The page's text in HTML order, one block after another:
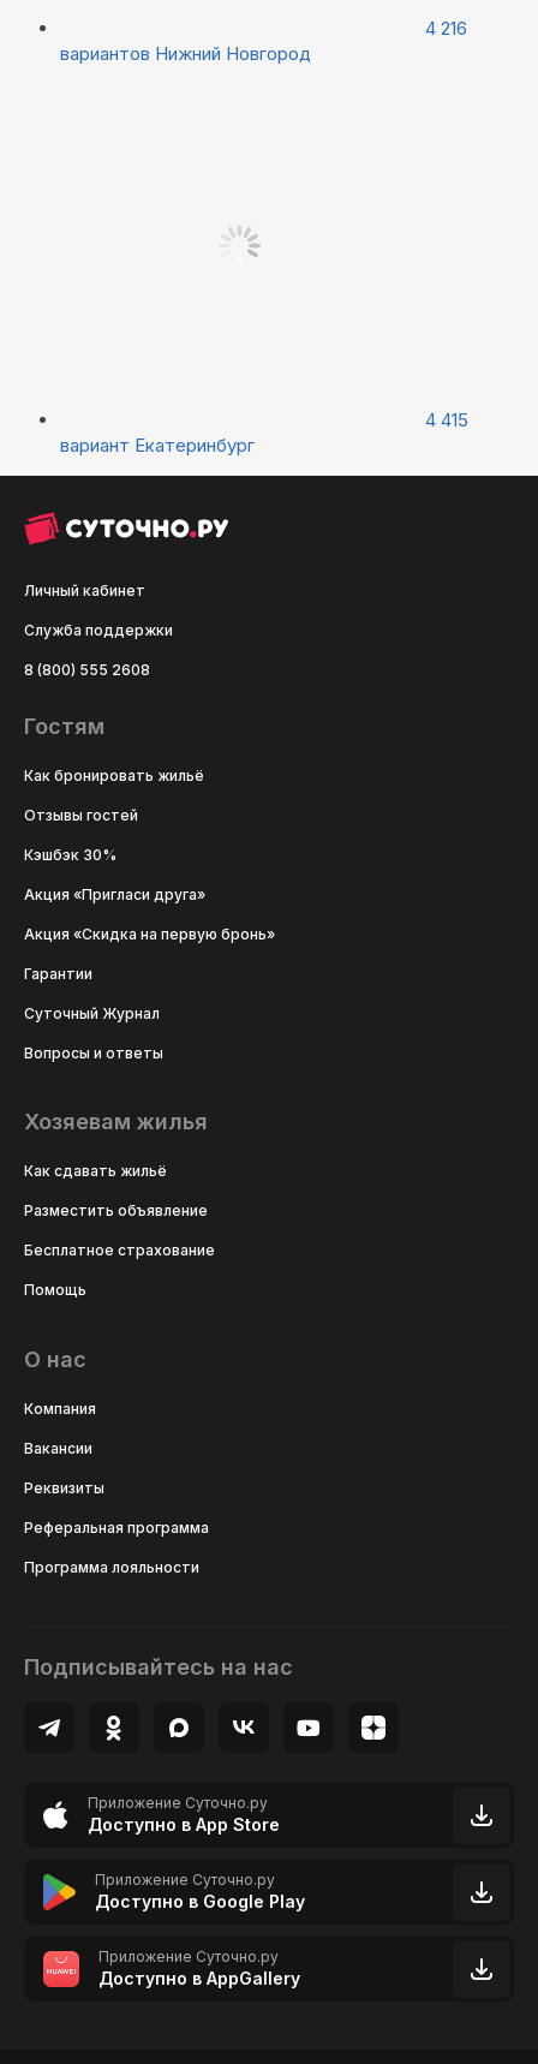
4 216
вариантов Нижний Новгород
4 415
вариант Екатеринбург
Личный кабинет
Служба поддержки
8 (800) 555 2608
Гостям
Как бронировать жильё
Отзывы гостей
Кэшбэк 30%
Акция «Пригласи друга»
Акция «Скидка на первую бронь»
Гарантии
Суточный Журнал
Вопросы и ответы
Хозяевам жилья
Как сдавать жильё
Разместить объявление
Бесплатное страхование
Помощь
О нас
Компания
Вакансии
Реквизиты
Реферальная программа
Программа лояльности
Подписывайтесь на нас
Приложение Суточно.ру
Доступно в App Store
Приложение Суточно.ру
Доступно в Google Play
Приложение Суточно.ру
Доступно в AppGallery